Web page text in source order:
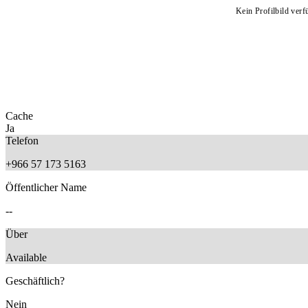
Kein Profilbild
Cache
Ja
Telefon
+966 57 173 5163
Öffentlicher Name
--
Über
‎Available
Geschäftlich?
Nein